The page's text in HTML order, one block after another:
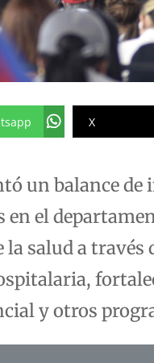
X
un balance de
en el
salud a través
y otros